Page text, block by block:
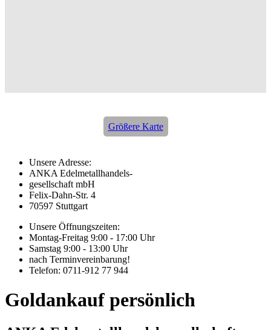
Größere Karte
Unsere Adresse:
ANKA Edelmetallhandels-
gesellschaft mbH
Felix-Dahn-Str. 4
70597 Stuttgart
Unsere Öffnungszeiten:
Montag-Freitag 9:00 - 17:00 Uhr
Samstag 9:00 - 13:00 Uhr
nach Terminvereinbarung!
Telefon: 0711-912 77 944
Goldankauf persönlich